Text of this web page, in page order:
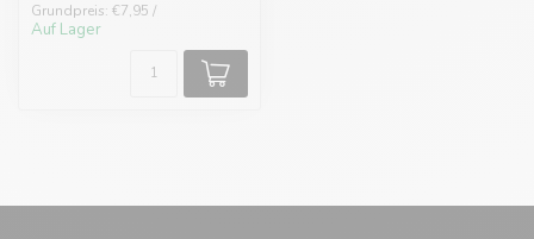
Grundpreis: €7,95 /
Auf Lager